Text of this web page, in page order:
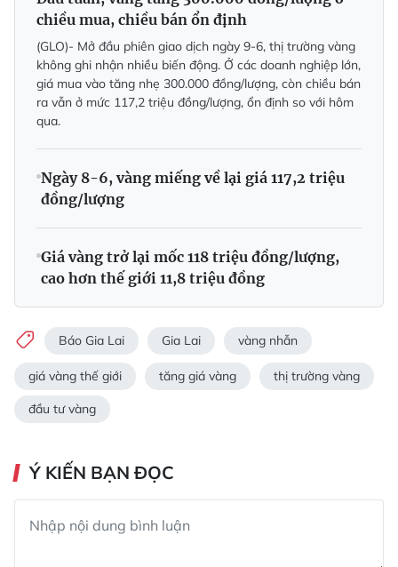
chiều mua, chiều bán ổn định
(GLO)- Mở đầu phiên giao dịch ngày 9-6, thị trường vàng
không ghi nhận nhiều biến động. Ở các doanh nghiệp lớn,
giá mua vào tăng nhẹ 300.000 đồng/lượng, còn chiều bán
ra vẫn ở mức 117,2 triệu đồng/lượng, ổn định so với hôm
qua.
Ngày 8-6, vàng miếng về lại giá 117,2 triệu
đồng/lượng
Giá vàng trở lại mốc 118 triệu đồng/lượng,
cao hơn thế giới 11,8 triệu đồng
Báo Gia Lai Gia Lai vàng nhẫn
giá vàng thế giới tăng giá vàng thị trường vàng
đầu tư vàng
Ý KIẾN BẠN ĐỌC